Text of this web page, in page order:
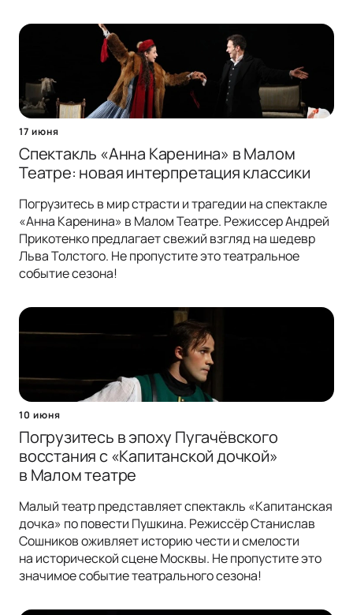
17 июня
Спектакль «Анна Каренина» в Малом
Театре: новая интерпретация классики
Погрузитесь в мир страсти и трагедии на спектакле
«Анна Каренина» в Малом Театре. Режиссер Андрей
Прикотенко предлагает свежий взгляд на шедевр
Льва Толстого. Не пропустите это театральное
событие сезона!
10 июня
Погрузитесь в эпоху Пугачёвского
восстания с «Капитанской дочкой»
в Малом театре
Малый театр представляет спектакль «Капитанская
дочка» по повести Пушкина. Режиссёр Станислав
Сошников оживляет историю чести и смелости
на исторической сцене Москвы. Не пропустите это
значимое событие театрального сезона!